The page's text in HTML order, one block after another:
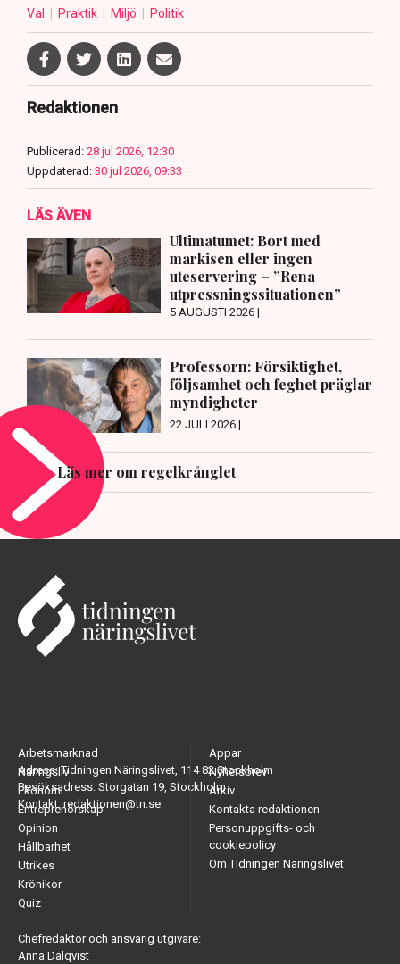
Val Praktik Miljö Politik
Redaktionen
Publicerad: 28 jul 2026, 12:30
Uppdaterad: 30 jul 2026, 09:33
LÄS ÄVEN
Ultimatumet: Bort med
markisen eller ingen
uteservering – ”Rena
utpressningssituationen”
5 AUGUSTI 2026 |
Professorn: Försiktighet,
följsamhet och feghet präglar
myndigheter
22 JULI 2026 |
Läs mer om regelkrånglet
Adress: Tidningen Näringslivet, 114 82 Stockholm
Besöksadress: Storgatan 19, Stockholm
Kontakt: redaktionen@tn.se
Arbetsmarknad
Näringsliv
Ekonomi
Entreprenörskap
Opinion
Hållbarhet
Utrikes
Krönikor
Quiz
Appar
Nyhetsbrev
Arkiv
Kontakta redaktionen
Personuppgifts- och
cookiepolicy
Om Tidningen Näringslivet
Chefredaktör och ansvarig utgivare:
Anna Dalqvist